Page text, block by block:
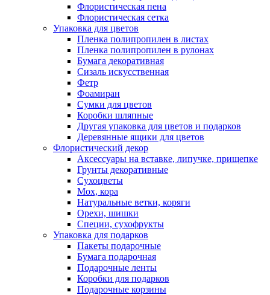
Флористическая пена
Флористическая сетка
Упаковка для цветов
Пленка полипропилен в листах
Пленка полипропилен в рулонах
Бумага декоративная
Сизаль искусственная
Фетр
Фоамиран
Сумки для цветов
Коробки шляпные
Другая упаковка для цветов и подарков
Деревянные ящики для цветов
Флористический декор
Аксессуары на вставке, липучке, прищепке
Грунты декоративные
Сухоцветы
Мох, кора
Натуральные ветки, коряги
Орехи, шишки
Специи, сухофрукты
Упаковка для подарков
Пакеты подарочные
Бумага подарочная
Подарочные ленты
Коробки для подарков
Подарочные корзины